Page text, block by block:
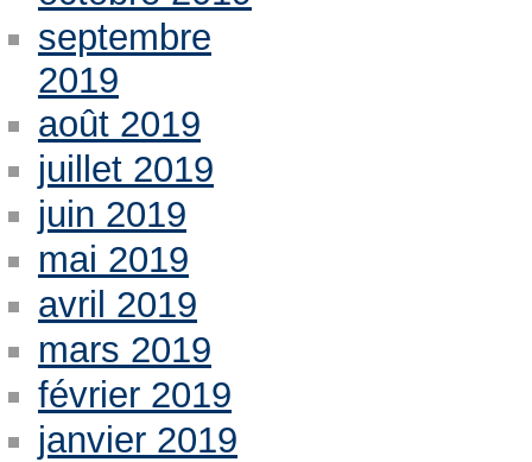
septembre
2019
août 2019
juillet 2019
juin 2019
mai 2019
avril 2019
mars 2019
février 2019
janvier 2019